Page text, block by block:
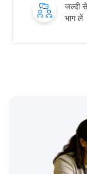
जल्दी
भाग लें